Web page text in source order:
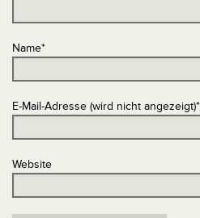
Name*
E-Mail-Adresse (wird nicht angezeigt)*
Website